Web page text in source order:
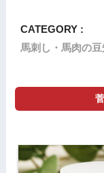
o
k
CATEGORY :
馬刺し・馬肉の